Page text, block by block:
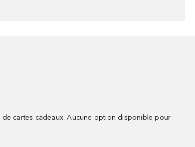
de cartes cadeaux. Aucune option disponible pour